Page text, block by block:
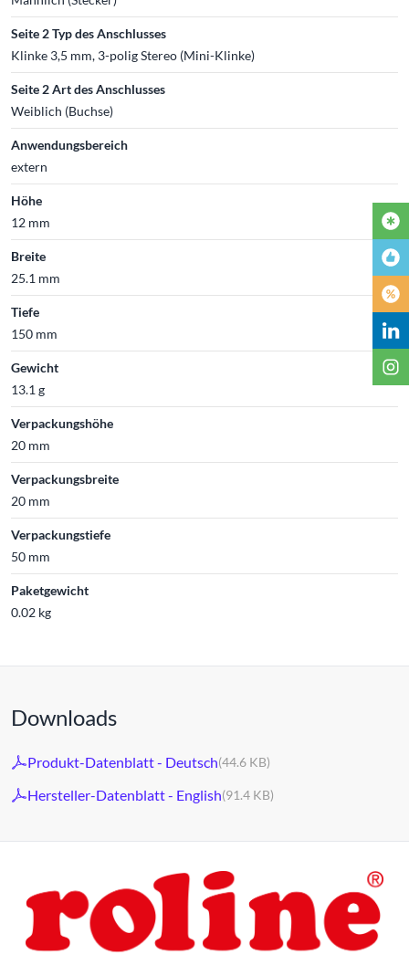
Seite 2 Typ des Anschlusses
Klinke 3,5 mm, 3-polig Stereo (Mini-Klinke)
Seite 2 Art des Anschlusses
Weiblich (Buchse)
Anwendungsbereich
extern
Höhe
12 mm
Breite
25.1 mm
Tiefe
150 mm
Gewicht
13.1 g
Verpackungshöhe
20 mm
Verpackungsbreite
20 mm
Verpackungstiefe
50 mm
Paketgewicht
0.02 kg
Downloads
Produkt-Datenblatt - Deutsch(44.6 KB)
Hersteller-Datenblatt - English(91.4 KB)